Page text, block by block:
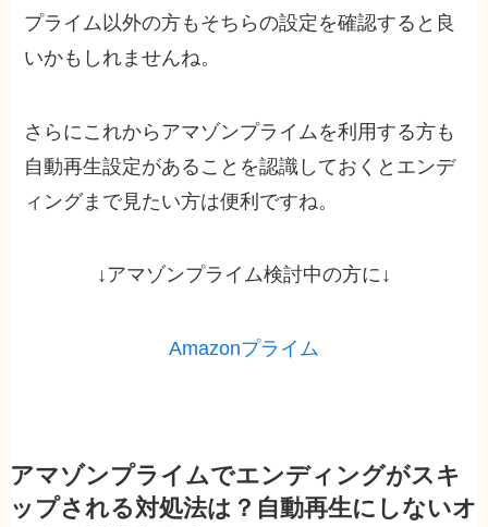
プライム以外の方もそちらの設定を確認すると良
いかもしれませんね。
さらにこれからアマゾンプライムを利用する方も
自動再生設定があることを認識しておくとエンデ
ィングまで見たい方は便利ですね。
↓アマゾンプライム検討中の方に↓
Amazonプライム
アマゾンプライムでエンディングがスキ
ップされる対処法は？自動再生にしないオ